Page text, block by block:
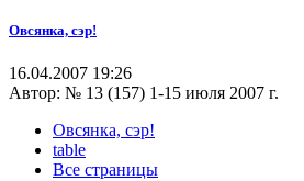
Овсянка, сэр!
16.04.2007 19:26
Автор: № 13 (157) 1-15 июля 2007 г.
Овсянка, сэр!
table
Все страницы